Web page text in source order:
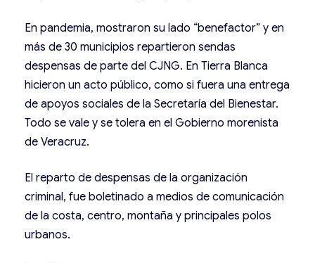
En pandemia, mostraron su lado “benefactor” y en
más de 30 municipios repartieron sendas
despensas de parte del CJNG. En Tierra Blanca
hicieron un acto público, como si fuera una entrega
de apoyos sociales de la Secretaría del Bienestar.
Todo se vale y se tolera en el Gobierno morenista
de Veracruz.
El reparto de despensas de la organización
criminal, fue boletinado a medios de comunicación
de la costa, centro, montaña y principales polos
urbanos.